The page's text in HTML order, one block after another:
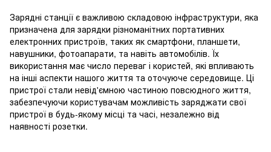
Зарядні станції є важливою складовою інфраструктури, яка
призначена для зарядки різноманітних портативних
електронних пристроїв, таких як смартфони, планшети,
навушники, фотоапарати, та навіть автомобілів. Їх
використання має число переваг і користей, які впливають
на інші аспекти нашого життя та оточуюче середовище. Ці
пристрої стали невід'ємною частиною повсюдного життя,
забезпечуючи користувачам можливість заряджати свої
пристрої в будь-якому місці та часі, незалежно від
наявності розетки.